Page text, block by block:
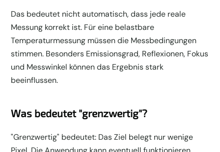
Das bedeutet nicht automatisch, dass jede reale
Messung korrekt ist. Für eine belastbare
Temperaturmessung müssen die Messbedingungen
stimmen. Besonders Emissionsgrad, Reflexionen, Fokus
und Messwinkel können das Ergebnis stark
beeinflussen.
Was bedeutet "grenzwertig"?
"Grenzwertig" bedeutet: Das Ziel belegt nur wenige